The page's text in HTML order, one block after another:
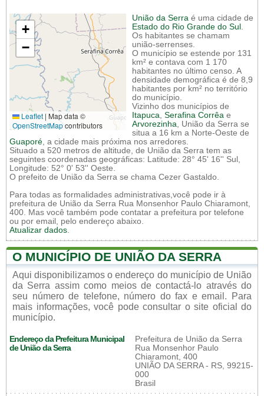
+
−
Leaflet | Map data ©
OpenStreetMapcontributors
União da Serra é uma cidade de
Estado do Rio Grande do Sul .
Os habitantes se chamam
união-serrenses.
O município se estende por 131
km² e contava com 1 170
habitantes no último censo. A
densidade demográfica é de 8,9
habitantes por km² no território
do município.
Vizinho dos municípios de
Itapuca, Serafina Corrêa e
Arvorezinha, União da Serra se
situa a 16 km a Norte-Oeste de
Guaporé, a cidade mais próxima nos arredores.
Situado a 520 metros de altitude, de União da Serra tem as
seguintes coordenadas geográficas: Latitude: 28° 45' 16'' Sul,
Longitude: 52° 0' 53'' Oeste.
O prefeito de União da Serra se chama Cezer Gastaldo.
Para todas as formalidades administrativas,você pode ir à
prefeitura de União da Serra Rua Monsenhor Paulo Chiaramont,
400. Mas você também pode contatar a prefeitura por telefone
ou por email, pelo endereço abaixo.
Atualizar dados.
O MUNICÍPIO DE UNIÃO DA SERRA
Aqui disponibilizamos o endereço do município de União
da Serra assim como meios de contactá-lo através do
seu número de telefone, número do fax e email. Para
mais informações, você pode consultar o site oficial do
município.
Endereço da Prefeitura Municipal
de União da Serra
Prefeitura de União da Serra
Rua Monsenhor Paulo
Chiaramont, 400
UNIÃO DA SERRA - RS, 99215-
000
Brasil